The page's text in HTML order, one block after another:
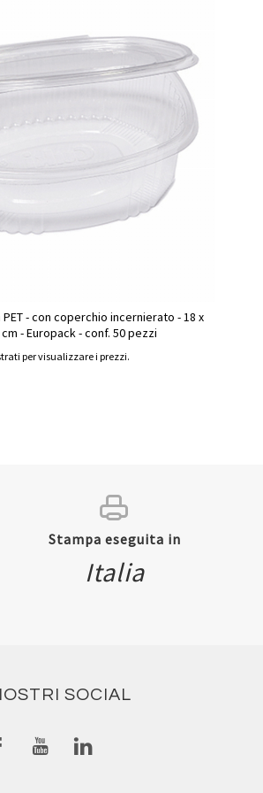
- con coperchio incernierato - 18 x
- Europack - conf. 50 pezzi
per visualizzare i prezzi.
Stampa eseguita in
Italia
SOCIAL